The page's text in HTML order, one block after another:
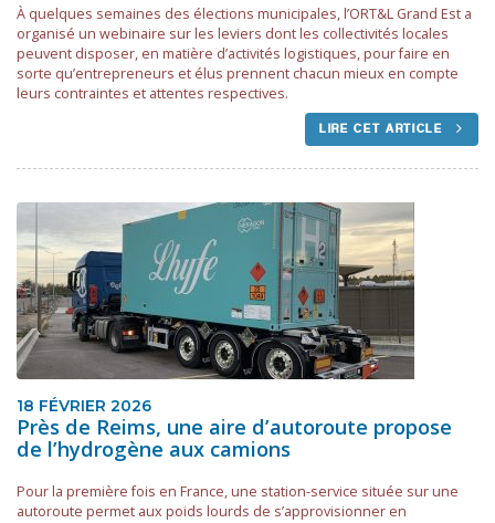
À quelques semaines des élections municipales, l’ORT&L Grand Est a
organisé un webinaire sur les leviers dont les collectivités locales
peuvent disposer, en matière d’activités logistiques, pour faire en
sorte qu’entrepreneurs et élus prennent chacun mieux en compte
leurs contraintes et attentes respectives.
LIRE CET ARTICLE
18 FÉVRIER 2026
Près de Reims, une aire d’autoroute propose
de l’hydrogène aux camions
Pour la première fois en France, une station-service située sur une
autoroute permet aux poids lourds de s’approvisionner en